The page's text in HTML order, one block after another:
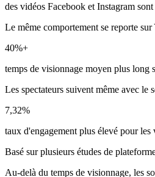
des vidéos Facebook et Instagram sont
Le même comportement se reporte sur
40%+
temps de visionnage moyen plus long
Les spectateurs suivent même avec le
7,32%
taux d'engagement plus élevé pour les
Basé sur plusieurs études de
Au-delà du temps de visionnage, les